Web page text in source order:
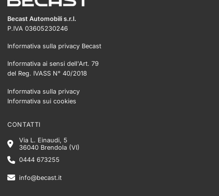
Becast Automobili s.r.l.
P.IVA 03605230246
Informativa sulla privacy Becast
Informativa ai sensi dell'Art. 79
del Reg. IVASS N° 40/2018
Informativa sulla privacy
Informativa sui cookies
CONTATTI
Via L. Einaudi, 5
36040 Brendola (VI)
0444 673255
info@becast.it